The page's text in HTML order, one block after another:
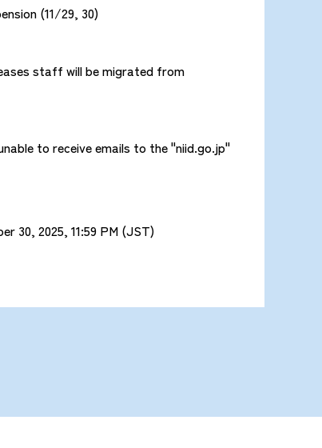
(11/29, 30)
staff will be migrated from
to receive emails to the "niid.go.jp"
30, 2025, 11:59 PM (JST)